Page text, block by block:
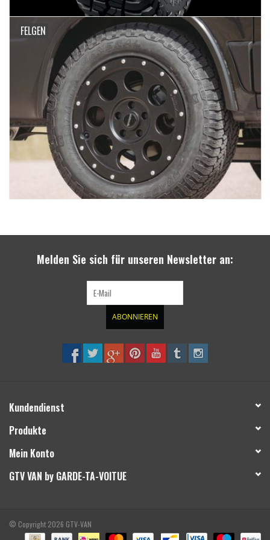
FELGEN
Melden Sie sich für unseren Newsletter an:
ABONNIEREN
Kundendienst
Produkte
Mein Konto
GTV VAN by GARDE-TA-VOITUE
© Copyright 2026 GTV-VAN